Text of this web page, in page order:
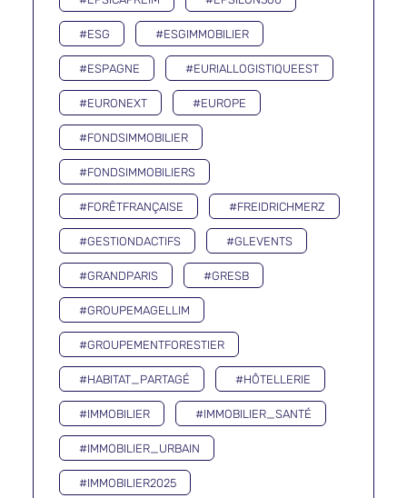
#ESG #ESGIMMOBILIER
#ESPAGNE #EURIALLOGISTIQUEEST
#EURONEXT #EUROPE
#FONDSIMMOBILIER
#FONDSIMMOBILIERS
#FORÊTFRANÇAISE #FREIDRICHMERZ
#GESTIONDACTIFS #GLEVENTS
#GRANDPARIS #GRESB
#GROUPEMAGELLIM
#GROUPEMENTFORESTIER
#HABITAT_PARTAGÉ #HÔTELLERIE
#IMMOBILIER #IMMOBILIER_SANTÉ
#IMMOBILIER_URBAIN
#IMMOBILIER2025